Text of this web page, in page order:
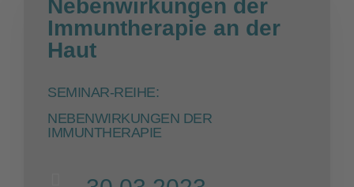
Nebenwirkungen der
Immuntherapie an der
Haut
SEMINAR-REIHE:
NEBENWIRKUNGEN DER
IMMUNTHERAPIE